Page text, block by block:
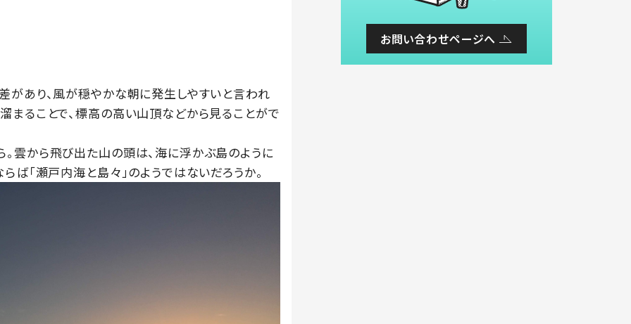
があり、風が穏やかな朝に発生しやすいと言われ
まることで、標高の高い山頂などから見ることがで
雲から飛び出た山の頭は、海に浮かぶ島のように
ば「瀬戸内海と島々」のようではないだろうか。
お問い合わせページへ